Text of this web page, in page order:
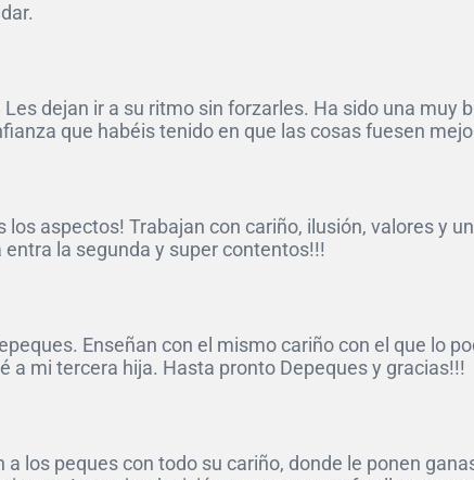
dejan ir a su ritmo sin forzarles. Ha sido una muy
que habéis tenido en que las cosas fuesen
aspectos! Trabajan con cariño, ilusión, valores y
la segunda y super contentos!!!
Enseñan con el mismo cariño con el que lo
a mi tercera hija. Hasta pronto Depeques y gracias!!!
los peques con todo su cariño, donde le ponen